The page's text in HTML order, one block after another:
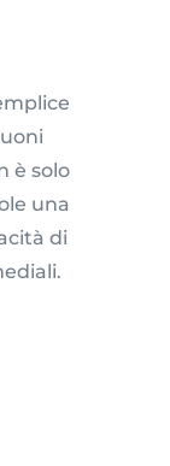
è solo
una
di